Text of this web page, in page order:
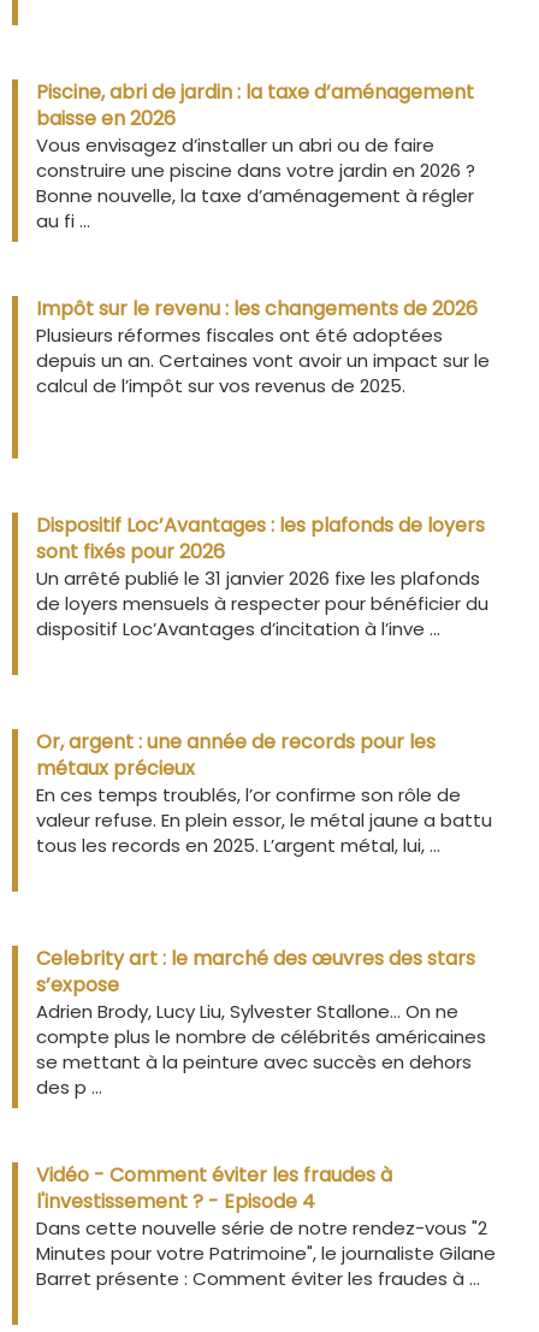
Piscine, abri de jardin : la taxe d’aménagement
baisse en 2026
Vous envisagez d’installer un abri ou de faire
construire une piscine dans votre jardin en 2026 ?
Bonne nouvelle, la taxe d’aménagement à régler
au fi ...
Impôt sur le revenu : les changements de 2026
Plusieurs réformes fiscales ont été adoptées
depuis un an. Certaines vont avoir un impact sur le
calcul de l’impôt sur vos revenus de 2025.
Dispositif Loc’Avantages : les plafonds de loyers
sont fixés pour 2026
Un arrêté publié le 31 janvier 2026 fixe les plafonds
de loyers mensuels à respecter pour bénéficier du
dispositif Loc’Avantages d’incitation à l’inve ...
Or, argent : une année de records pour les
métaux précieux
En ces temps troublés, l’or confirme son rôle de
valeur refuse. En plein essor, le métal jaune a battu
tous les records en 2025. L’argent métal, lui, ...
Celebrity art : le marché des œuvres des stars
s’expose
Adrien Brody, Lucy Liu, Sylvester Stallone… On ne
compte plus le nombre de célébrités américaines
se mettant à la peinture avec succès en dehors
des p ...
Vidéo - Comment éviter les fraudes à
l'investissement ? - Episode 4
Dans cette nouvelle série de notre rendez-vous "2
Minutes pour votre Patrimoine", le journaliste Gilane
Barret présente : Comment éviter les fraudes à ...